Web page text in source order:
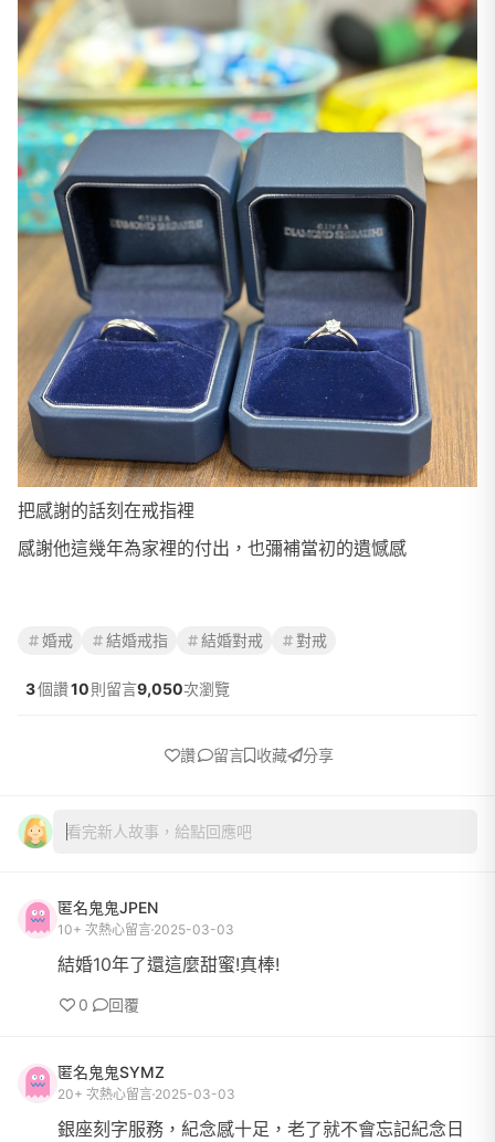
把感謝的話刻在戒指裡
感謝他這幾年為家裡的付出，也彌補當初的遺憾感
婚戒 結婚戒指 結婚對戒 對戒
3個讚10則留言9,050次瀏覽
讚 留言 收藏 分享
看完新人故事，給點回應吧
匿名鬼鬼JPEN
10+ 次熱心留言 2025-03-03
結婚10年了還這麼甜蜜!真棒!
0 回覆
匿名鬼鬼SYMZ
20+ 次熱心留言 2025-03-03
銀座刻字服務，紀念感十足，老了就不會忘記紀念日